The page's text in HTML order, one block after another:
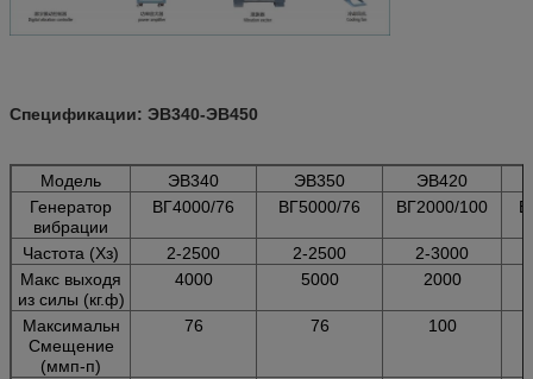
Спецификации: ЭВ340-ЭВ450
Модель ЭВ340 ЭВ350
ЭВ420
Генератор
вибрации
ВГ4000/76 ВГ5000/76 ВГ2000/100
Частота (Хз) 2-2500 2-2500
2-3000
Макс выходя
из силы (кг.ф)
4000 5000 2000
Максимальн
Смещение
(ммп-п)
76 76 100